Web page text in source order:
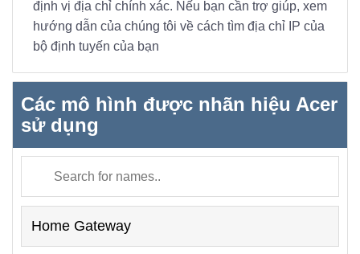
định vị địa chỉ chính xác. Nếu bạn cần trợ giúp, xem
hướng dẫn của chúng tôi về cách tìm địa chỉ IP của
bộ định tuyến của bạn
Các mô hình được nhãn hiệu Acer
sử dụng
Home Gateway